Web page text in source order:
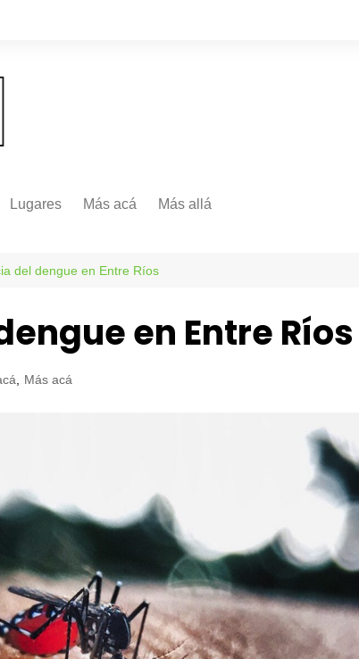
Lugares Más acá Más allá
del dengue en Entre Ríos
en Entre Ríos
, Más acá